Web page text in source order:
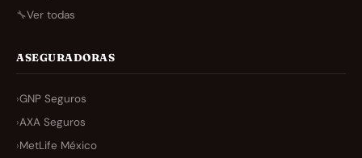
🔧Ver todas
ASEGURADORAS
›GNP Seguros
›AXA Seguros
›MetLife México